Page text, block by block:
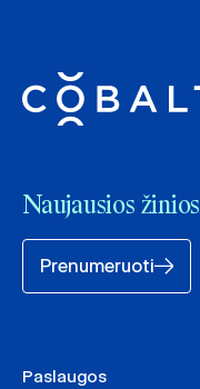
Naujausios
Prenumeruoti
Paslaugos